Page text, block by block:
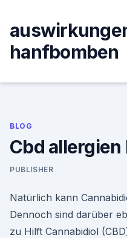
content
hanfbomben
BLOG
Cbd allergien
PUBLISHER
Natürlich kann
Dennoch sind darüber
zu Hilft Cannabidiol